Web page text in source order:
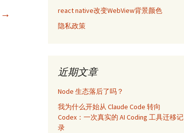
→
react native改变WebView背景颜色
隐私政策
近期文章
Node 生态落后了吗？
我为什么开始从 Claude Code 转向
Codex：一次真实的 AI Coding 工具迁移记
录